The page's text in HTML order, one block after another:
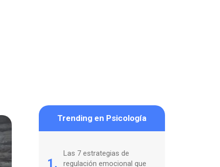
Trending en Psicología
1.
Las 7 estrategias de
regulación emocional que